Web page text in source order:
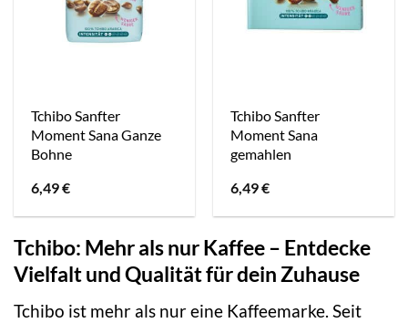
Tchibo Sanfter
Moment Sana Ganze
Bohne
6,49€
Tchibo Sanfter
Moment Sana
gemahlen
6,49€
Tchibo: Mehr als nur Kaffee – Entdecke
Vielfalt und Qualität für dein Zuhause
Tchibo ist mehr als nur eine Kaffeemarke. Seit